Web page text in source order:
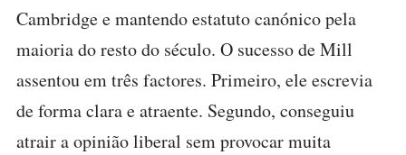
Cambridge e mantendo estatuto canónico pela
maioria do resto do século. O sucesso de Mill
assentou em três factores. Primeiro, ele escrevia
de forma clara e atraente. Segundo, conseguiu
atrair a opinião liberal sem provocar muita